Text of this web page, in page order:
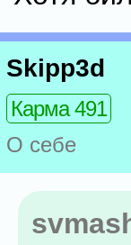
Skipp3d
Карма 491
О себе